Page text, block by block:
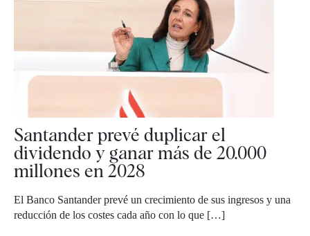
Santander prevé duplicar el
dividendo y ganar más de 20.000
millones en 2028
El Banco Santander prevé un crecimiento de sus ingresos y una
reducción de los costes cada año con lo que […]